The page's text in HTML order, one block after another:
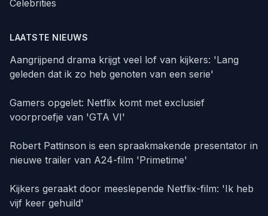
Celebrities
LAATSTE NIEUWS
Aangrijpend drama krijgt veel lof van kijkers: 'Lang
geleden dat ik zo heb genoten van een serie'
Gamers opgelet: Netflix komt met exclusief
voorproefje van 'GTA VI'
Robert Pattinson is een spraakmakende presentator in
nieuwe trailer van A24-film 'Primetime'
Kijkers geraakt door meeslepende Netflix-film: 'Ik heb
vijf keer gehuild'